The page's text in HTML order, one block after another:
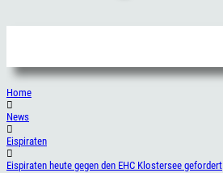
Home
News
Eispiraten
Eispiraten heute gegen den EHC Klostersee gefordert